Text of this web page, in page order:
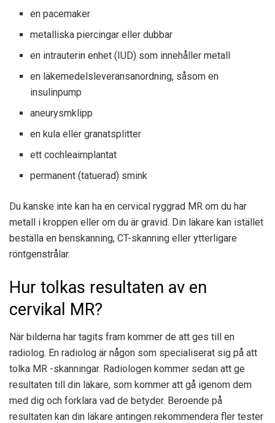
en pacemaker
metalliska piercingar eller dubbar
en intrauterin enhet (IUD) som innehåller metall
en läkemedelsleveransanordning, såsom en
insulinpump
aneurysmklipp
en kula eller granatsplitter
ett cochleaimplantat
permanent (tatuerad) smink
Du kanske inte kan ha en cervical ryggrad MR om du har
metall i kroppen eller om du är gravid. Din läkare kan istället
beställa en benskanning, CT-skanning eller ytterligare
röntgenstrålar.
Hur tolkas resultaten av en
cervikal MR?
När bilderna har tagits fram kommer de att ges till en
radiolog. En radiolog är någon som specialiserat sig på att
tolka MR -skanningar. Radiologen kommer sedan att ge
resultaten till din läkare, som kommer att gå igenom dem
med dig och förklara vad de betyder. Beroende på
resultaten kan din läkare antingen rekommendera fler tester